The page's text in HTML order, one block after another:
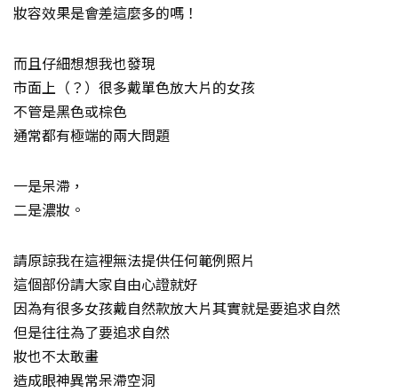
妝容效果是會差這麼多的嗎！
而且仔細想想我也發現
市面上（？）很多戴單色放大片的女孩
不管是黑色或棕色
通常都有極端的兩大問題
一是呆滯，
二是濃妝。
請原諒我在這裡無法提供任何範例照片
這個部份請大家自由心證就好
因為有很多女孩戴自然款放大片其實就是要追求自然
但是往往為了要追求自然
妝也不太敢畫
造成眼神異常呆滯空洞